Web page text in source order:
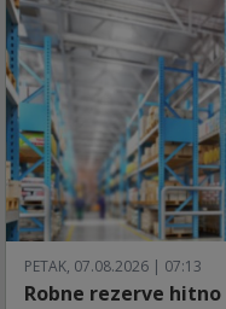
PETAK, 07.08.2026 | 07:13
Robne rezerve